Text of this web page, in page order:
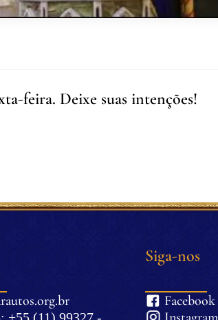
feira. Deixe suas intenções!
Siga-nos
Facebook